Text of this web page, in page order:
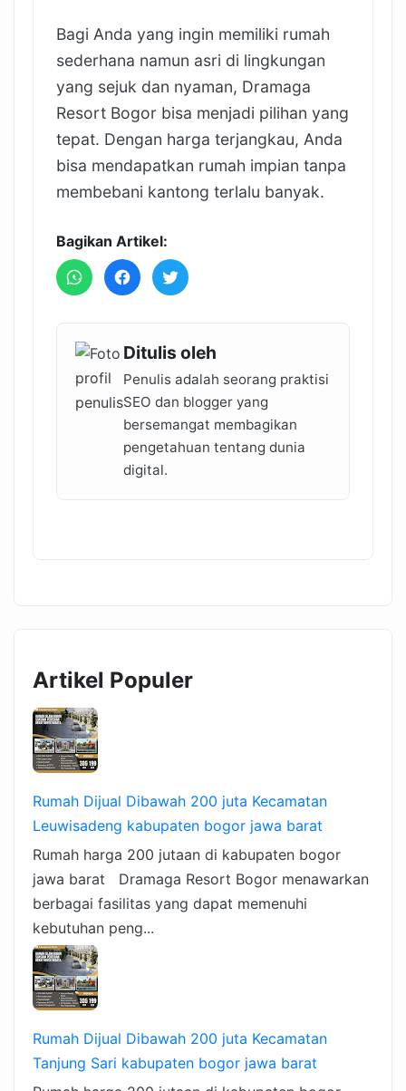
Bagi Anda yang ingin memiliki rumah
sederhana namun asri di lingkungan
yang sejuk dan nyaman, Dramaga
Resort Bogor bisa menjadi pilihan yang
tepat. Dengan harga terjangkau, Anda
bisa mendapatkan rumah impian tanpa
membebani kantong terlalu banyak.
Bagikan Artikel:
Ditulis oleh
Penulis adalah seorang praktisi
SEO dan blogger yang
bersemangat membagikan
pengetahuan tentang dunia
digital.
Artikel Populer
Rumah Dijual Dibawah 200 juta Kecamatan
Leuwisadeng kabupaten bogor jawa barat
Rumah harga 200 jutaan di kabupaten bogor
jawa barat Dramaga Resort Bogor menawarkan
berbagai fasilitas yang dapat memenuhi
kebutuhan peng...
Rumah Dijual Dibawah 200 juta Kecamatan
Tanjung Sari kabupaten bogor jawa barat